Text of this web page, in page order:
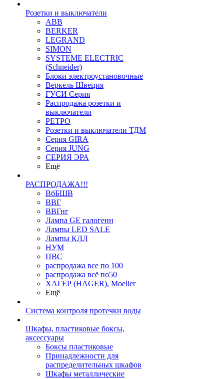
Розетки и выключатели
ABB
BERKER
LEGRAND
SIMON
SYSTEME ELECTRIC
(Schneider)
Блоки электроустановочные
Веркель Швеция
ГУСИ Серия
Распродажа розетки и
выключатели
РЕТРО
Розетки и выключатели ТДМ
Серия GIRA
Серия JUNG
СЕРИЯ ЭРА
Ещё
РАСПРОДАЖА!!!
ВбБШВ
ВВГ
ВВГнг
Лампа GE галогенн
Лампы LED SALE
Лампы КЛЛ
НУМ
ПВС
распродажа все по 100
распродажа всё по50
ХАГЕР (HAGER), Moeller
Ещё
Система контроля протечки воды
Шкафы, пластиковые боксы,
аксессуары
Боксы пластиковые
Принадлежности для
распределительных шкафов
Шкафы металлические